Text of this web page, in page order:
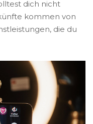
dich nicht
kommen von
die du